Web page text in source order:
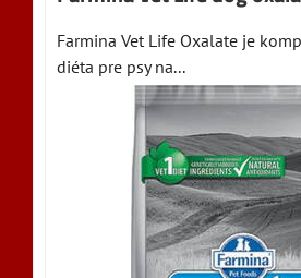
Farmina Vet Life Oxalate je
diéta pre psy na...